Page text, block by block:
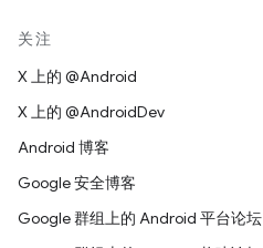
关注
X 上的 @Android
X 上的 @AndroidDev
Android 博客
Google 安全博客
Google 群组上的 Android 平台论坛